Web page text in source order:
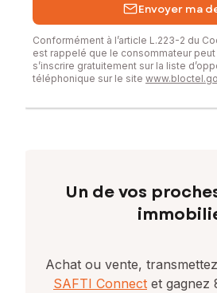
Envoyer ma
Conformément à l’article L.223-2 du
est rappelé que le consommateur
s’inscrire gratuitement sur la liste
téléphonique sur le site
Un de vos
Achat ou vente,
SAFTI Connect et gagnez